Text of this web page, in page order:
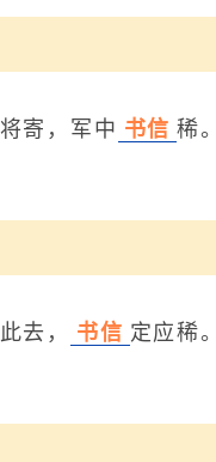
寄，军中 书信 稀。
去，
书信 定应稀。